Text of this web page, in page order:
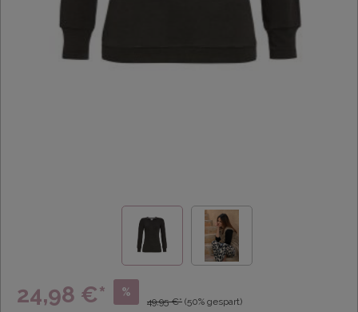
24,98 €* %
49,95 €* (50% gespart)